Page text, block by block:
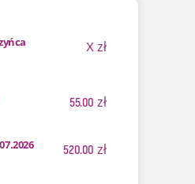
Xzł
55.00 zł
520.00 zł